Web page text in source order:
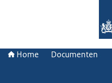
Home Documenten